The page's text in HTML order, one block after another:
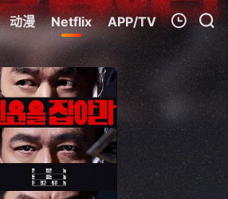
动漫 Netflix APP/TV
我的观影记录
暂无观看影片的记录